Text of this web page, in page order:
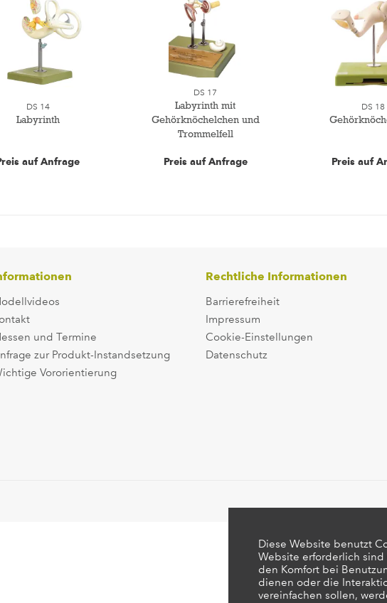
DS 14
Labyrinth
auf Anfrage
DS 17
Labyrinth mit
Gehörknöchelchen und
Trommelfell
Preis auf Anfrage
DS 18
Preis auf
und Termine
zur Produkt-Instandsetzung
Vororientierung
Rechtliche Informationen
Barrierefreiheit
Impressum
Cookie-Einstellungen
Datenschutz
Diese Website benutzt
Website erforderlich
den Komfort bei
dienen oder die
vereinfachen sollen,